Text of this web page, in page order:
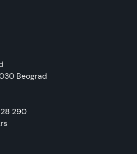
Beograd
290